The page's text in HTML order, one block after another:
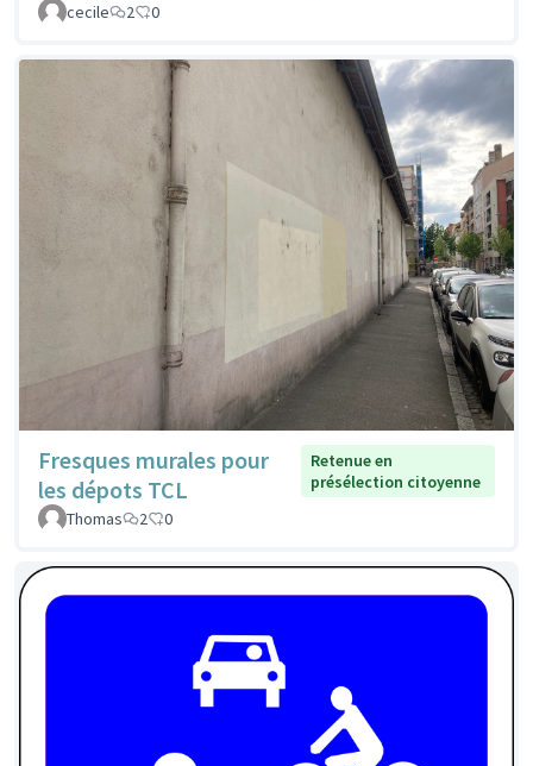
cecile
2 0
Fresques murales pour
les dépots TCL
Retenue en
présélection citoyenne
Thomas
2 0